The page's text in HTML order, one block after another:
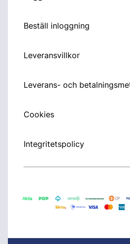
Beställ inloggning
Leveransvillkor
Leverans- och
Cookies
Integritetspolicy